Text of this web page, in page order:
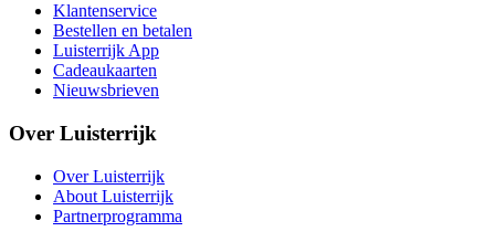
Klantenservice
Bestellen en betalen
Luisterrijk App
Cadeaukaarten
Nieuwsbrieven
Over Luisterrijk
Over Luisterrijk
About Luisterrijk
Partnerprogramma